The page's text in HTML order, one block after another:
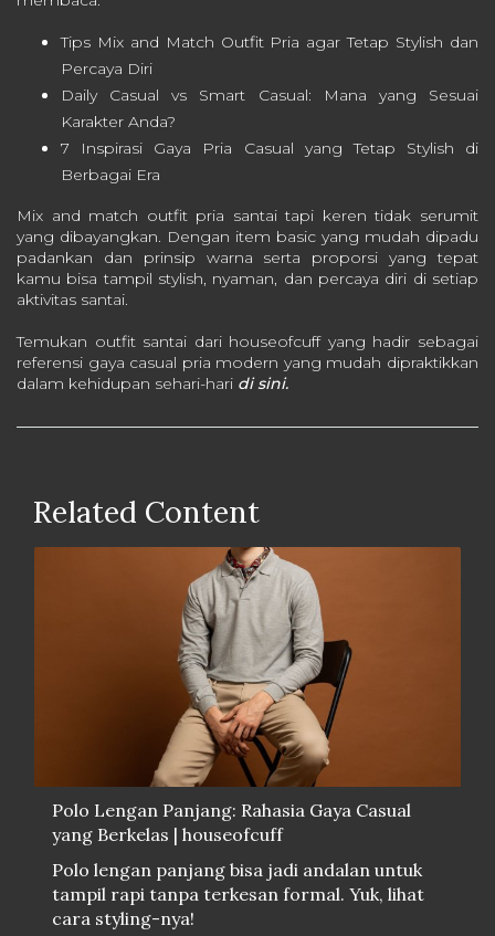
Tips Mix and Match Outfit Pria agar Tetap Stylish dan
Percaya Diri
Daily Casual vs Smart Casual: Mana yang Sesuai
Karakter Anda?
7 Inspirasi Gaya Pria Casual yang Tetap Stylish di
Berbagai Era
Mix and match outfit pria santai tapi keren tidak serumit
yang dibayangkan. Dengan item basic yang mudah dipadu
padankan dan prinsip warna serta proporsi yang tepat
kamu bisa tampil stylish, nyaman, dan percaya diri di setiap
aktivitas santai.
Temukan outfit santai dari houseofcuff yang hadir sebagai
referensi gaya casual pria modern yang mudah dipraktikkan
dalam kehidupan sehari-hari di sini.
Related Content
Polo Lengan Panjang: Rahasia Gaya Casual
yang Berkelas | houseofcuff
Polo lengan panjang bisa jadi andalan untuk
tampil rapi tanpa terkesan formal. Yuk, lihat
cara styling-nya!